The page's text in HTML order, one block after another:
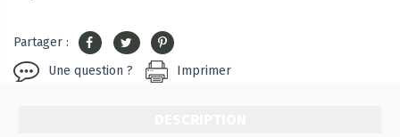
Partager :
Une question ?
Imprimer